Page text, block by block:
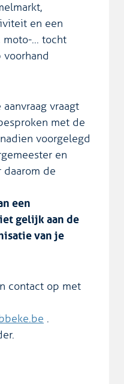
en een
... tocht
voorhand
vraagt
met de
voorgelegd
en
daarom de
een
gelijk aan de
van je
contact op met
.